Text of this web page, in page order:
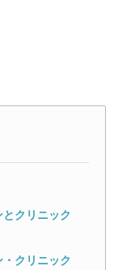
クリニック
クリニック